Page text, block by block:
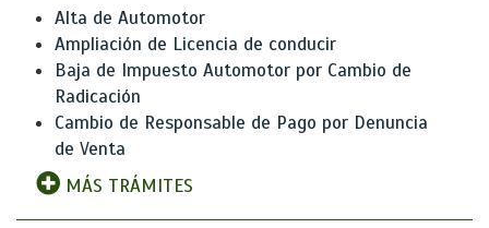
Alta de Automotor
Ampliación de Licencia de conducir
Baja de Impuesto Automotor por Cambio de
Radicación
Cambio de Responsable de Pago por Denuncia
de Venta
MÁS TRÁMITES